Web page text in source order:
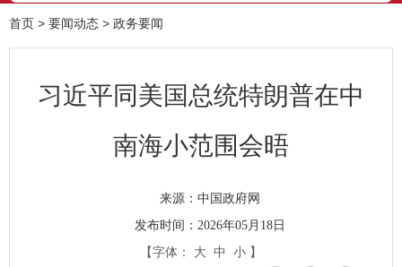
首页 > 要闻动态 > 政务要闻
习近平同美国总统特朗普在中
南海小范围会晤
来源： 中国政府网
发布时间：2026年05月18日
【字体：
大 中 小 】